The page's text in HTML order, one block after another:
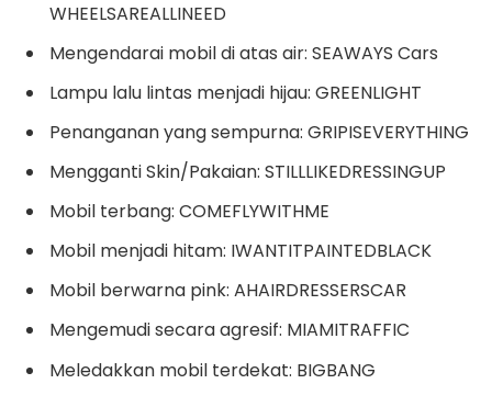
WHEELSAREALLINEED
Mengendarai mobil di atas air: SEAWAYS Cars
Lampu lalu lintas menjadi hijau: GREENLIGHT
Penanganan yang sempurna: GRIPISEVERYTHING
Mengganti Skin/Pakaian: STILLLIKEDRESSINGUP
Mobil terbang: COMEFLYWITHME
Mobil menjadi hitam: IWANTITPAINTEDBLACK
Mobil berwarna pink: AHAIRDRESSERSCAR
Mengemudi secara agresif: MIAMITRAFFIC
Meledakkan mobil terdekat: BIGBANG